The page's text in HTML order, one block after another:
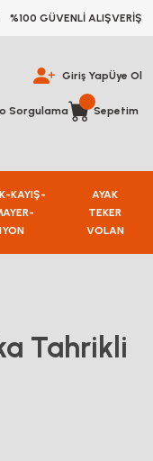
%100 GÜVENLİ ALIŞVERİŞ
Giriş YapÜye Ol
Sorgulama Sepetim
KAYIŞ-
AYAK
TEKER
VOLAN
Tahrikli